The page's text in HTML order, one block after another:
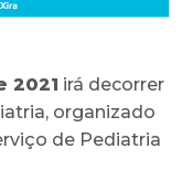
2021 irá decorrer
organizado
de Pediatria